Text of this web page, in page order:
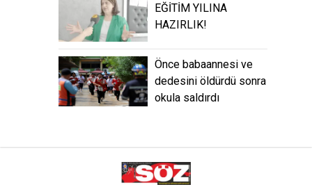
EĞİTİM YILINA
HAZIRLIK!
Önce babaannesi ve
dedesini öldürdü sonra
okula saldırdı